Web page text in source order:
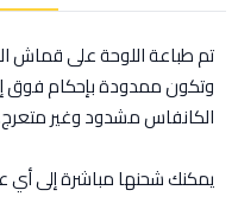
تم طباعة اللوحة على قماش
وتكون ممدودة بإحكام فوق
الكانفاس مشدود وغير
يمكنك شحنها مباشرة إلى أي